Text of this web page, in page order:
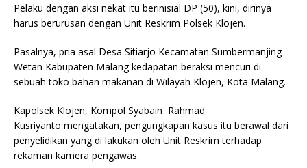
Pelaku dengan aksi nekat itu berinisial DP (50), kini, dirinya
harus berurusan dengan Unit Reskrim Polsek Klojen.
Pasalnya, pria asal Desa Sitiarjo Kecamatan Sumbermanjing
Wetan Kabupaten Malang kedapatan beraksi mencuri di
sebuah toko bahan makanan di Wilayah Klojen, Kota Malang.
Kapolsek Klojen, Kompol Syabain Rahmad
Kusriyanto mengatakan, pengungkapan kasus itu berawal dari
penyelidikan yang di lakukan oleh Unit Reskrim terhadap
rekaman kamera pengawas.